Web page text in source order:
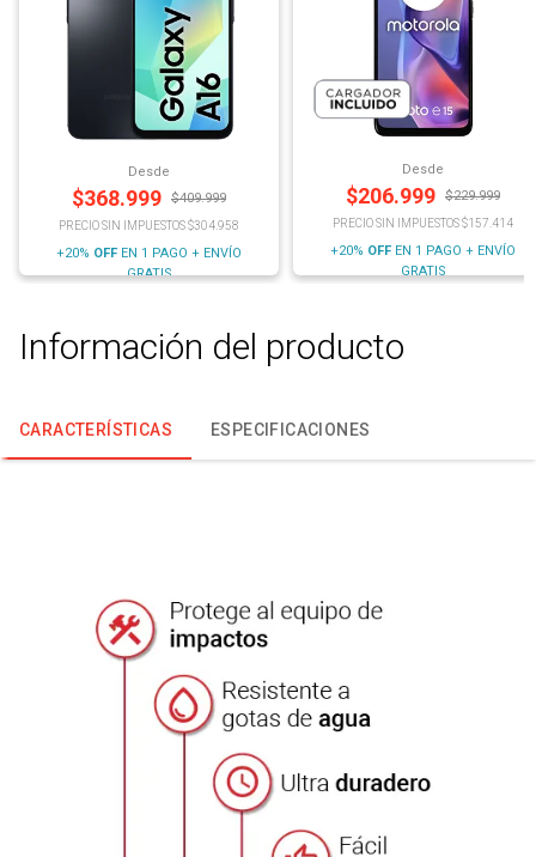
Desde
$368.999 $409.999
PRECIO SIN IMPUESTOS $304.958
+20% OFF EN 1 PAGO + ENVÍO
GRATIS
Desde
$206.999 $229.999
PRECIO SIN IMPUESTOS $157.414
+20% OFF EN 1 PAGO + ENVÍO
GRATIS
Información del producto
CARACTERÍSTICAS ESPECIFICACIONES